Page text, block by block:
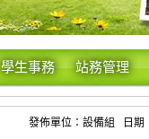
學生事務 站務管理
發佈單位：設備組 日期